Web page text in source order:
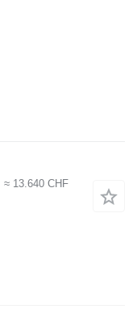
≈ 13.640 CHF